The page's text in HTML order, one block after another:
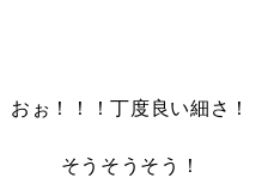
おぉ！！！丁度良い細さ！
そうそうそう！